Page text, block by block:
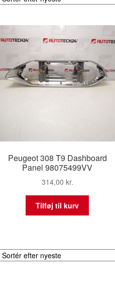
Peugeot 308 T9 Dashboard
Panel 98075499VV
314,00 kr.
Tilføj til kurv